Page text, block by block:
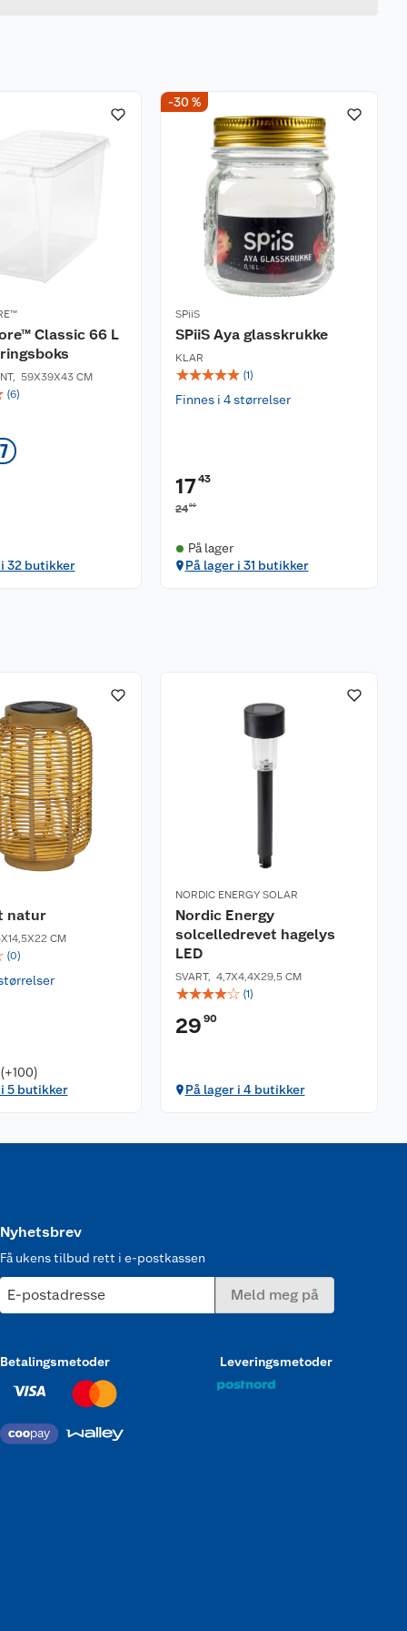
Classic 66 L
, 59X39X43 CM
(6)
32 butikker
-30 %
SPiiS
SPiiS Aya glasskrukke
KLAR
☆☆☆☆☆ (1)
Finnes i 4 størrelser
1743
2490
På lager
På lager i 31 butikker
natur
CM
(0)
5 butikker
NORDIC ENERGY SOLAR
Nordic Energy
solcelledrevet hagelys
LED
SVART, 4,7X4,4X29,5 CM
☆☆☆☆☆ (1)
29 90
På lager i 4 butikker
Nyhetsbrev
Få ukens tilbud rett i e-postkassen
E-postadresse Meld meg på
Betalingsmetoder Leveringsmetoder